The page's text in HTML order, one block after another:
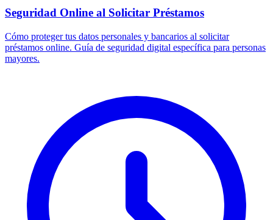
Seguridad Online al Solicitar Préstamos
Cómo proteger tus datos personales y bancarios al solicitar
préstamos online. Guía de seguridad digital específica para personas
mayores.